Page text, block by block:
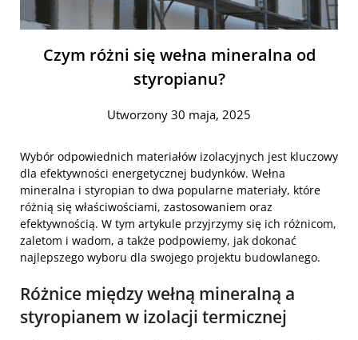
Czym różni się wełna mineralna od
styropianu?
Utworzony 30 maja, 2025
Wybór odpowiednich materiałów izolacyjnych jest kluczowy
dla efektywności energetycznej budynków. Wełna
mineralna i styropian to dwa popularne materiały, które
różnią się właściwościami, zastosowaniem oraz
efektywnością. W tym artykule przyjrzymy się ich różnicom,
zaletom i wadom, a także podpowiemy, jak dokonać
najlepszego wyboru dla swojego projektu budowlanego.
Różnice między wełną mineralną a
styropianem w izolacji termicznej